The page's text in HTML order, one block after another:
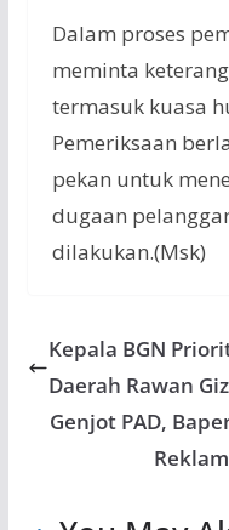
Dalam proses
meminta
termasuk kuasa
Pemeriksaan
pekan untuk
dugaan
dilakukan.(Msk)
Kepala BGN
Daerah Rawan
Genjot PAD,